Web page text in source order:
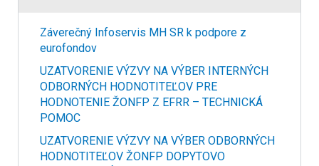
Záverečný Infoservis MH SR k podpore z
eurofondov
UZATVORENIE VÝZVY NA VÝBER INTERNÝCH
ODBORNÝCH HODNOTITEĽOV PRE
HODNOTENIE ŽONFP Z EFRR – TECHNICKÁ
POMOC
UZATVORENIE VÝZVY NA VÝBER ODBORNÝCH
HODNOTITEĽOV ŽONFP DOPYTOVO